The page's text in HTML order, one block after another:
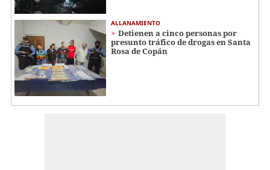
ALLANAMIENTO
Detienen a cinco personas por
presunto tráfico de drogas en Santa
Rosa de Copán